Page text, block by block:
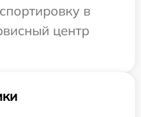
в
центр